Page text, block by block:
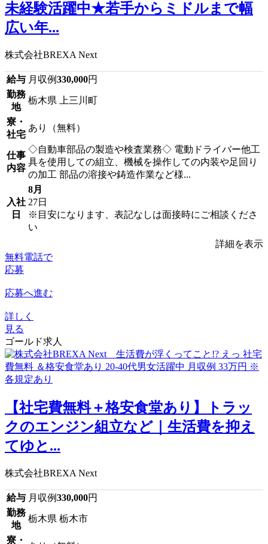
未経験活躍中★若手からミドルまで幅
広い年...
株式会社BREXA Next
給与 月収例330,000円
勤務
地
栃木県 上三川町
寮・
社宅
あり（無料）
仕事
内容
◇自動車部品の製造や検査業務◇ 電動ドライバー他工
具を使用しての組立、機械を操作しての内装や足回り
の加工 部品の溶接や鋳造作業など様...
入社
日
8月
27日
※目安になります、表記なしは面接時にご相談くださ
い
詳細を表示
無料電話で
応募
応募へ進む
詳しく
見る
ゴールド求人
【社宅費無料＋格安食堂あり】トラッ
クのエンジン組立など｜生活費を抑え
てゆと...
株式会社BREXA Next
給与 月収例330,000円
勤務
地
栃木県 栃木市
寮・